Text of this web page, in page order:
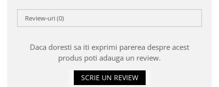
Review-uri(0)
Daca doresti sa iti exprimi parerea despre acest
produs poti adauga un review.
SCRIE UN REVIEW